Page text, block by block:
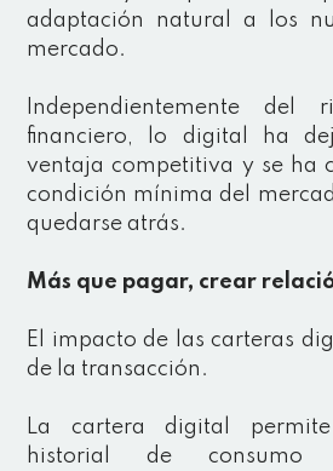
adaptación natural a los
mercado.
Independientemente del
financiero, lo digital ha
ventaja competitiva y se ha
condición mínima del
quedarse atrás.
Más que pagar, crear
El impacto de las carteras
de la transacción.
La cartera digital
historial de consumo